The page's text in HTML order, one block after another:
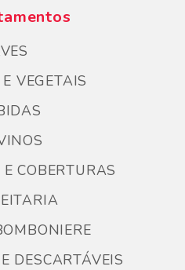
VEGETAIS
COBERTURAS
DESCARTÁVEIS